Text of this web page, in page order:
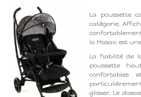
La poussette
catégorie.
la Mosaic est
La fiabilité de
poussette
confortables
glisser. Le